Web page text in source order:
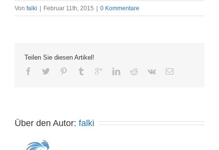
Von falki Februar 11th, 2015 0 Kommentare
Teilen Sie diesen Artikel!
Über den Autor: falki